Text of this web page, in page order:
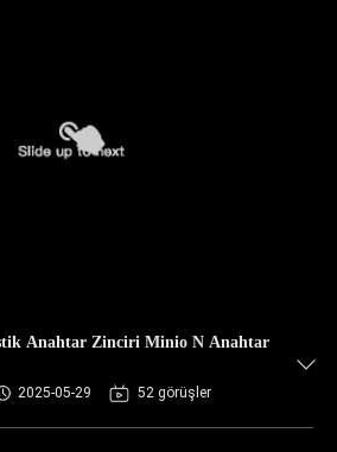
Anahtar Zinciri Minio N Anahtar
2025-05-29 52 görüşler